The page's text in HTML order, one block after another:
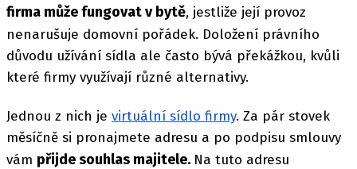
firma může fungovat v bytě, jestliže její provoz
nenarušuje domovní pořádek. Doložení právního
důvodu užívání sídla ale často bývá překážkou, kvůli
které firmy využívají různé alternativy.
Jednou z nich je virtuální sídlo firmy. Za pár stovek
měsíčně si pronajmete adresu a po podpisu smlouvy
vám přijde souhlas majitele. Na tuto adresu